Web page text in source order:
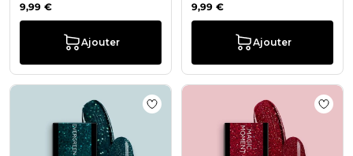
9,99 €
Ajouter
9,99 €
Ajouter
Ajouter à la liste de souhaits Vernis